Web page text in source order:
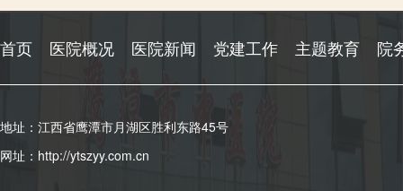
首页 医院概况 医院新闻 党建工作 主题教育 院
地址：江西省鹰潭市月湖区胜利东路45号
网址：http://ytszyy.com.cn